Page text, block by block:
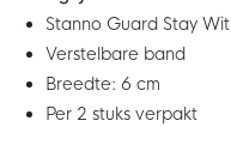
Stanno Guard Stay Wit
Verstelbare band
Breedte: 6 cm
Per 2 stuks verpakt